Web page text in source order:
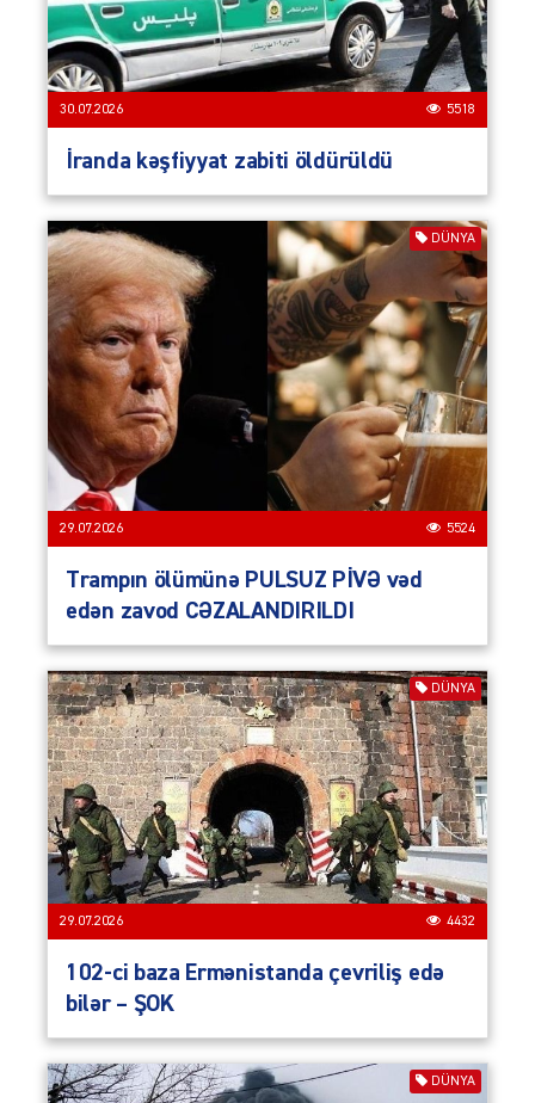
30.07.2026 5518
İranda kəşfiyyat zabiti öldürüldü
DÜNYA
29.07.2026 5524
Trampın ölümünə PULSUZ PİVƏ vəd
edən zavod CƏZALANDIRILDI
DÜNYA
29.07.2026 4432
102-ci baza Ermənistanda çevriliş edə
bilər – ŞOK
DÜNYA